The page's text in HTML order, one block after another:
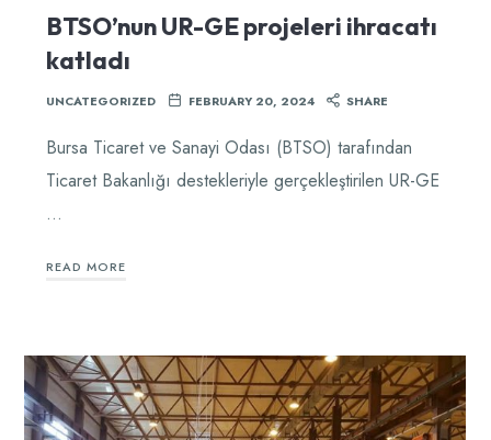
BTSO’nun UR-GE projeleri ihracatı
katladı
UNCATEGORIZED FEBRUARY 20, 2024 SHARE
Bursa Ticaret ve Sanayi Odası (BTSO) tarafından
Ticaret Bakanlığı destekleriyle gerçekleştirilen UR-GE
…
READ MORE